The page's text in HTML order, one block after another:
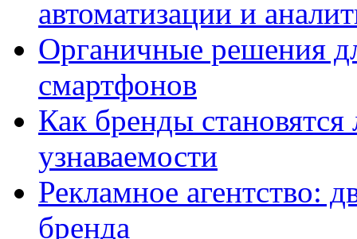
автоматизации и
Органичные решения
смартфонов
Как бренды
узнаваемости
Рекламное агентство:
бренда